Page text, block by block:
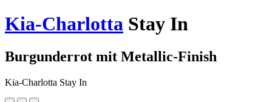
Kia-Charlotta Stay In
Burgunderrot mit Metallic-Finish
Kia-Charlotta Stay In